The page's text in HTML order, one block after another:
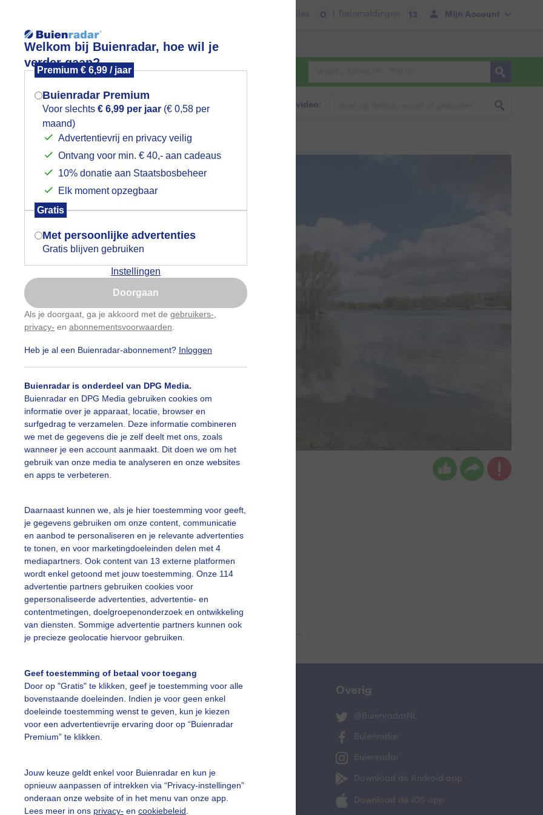
Welkom bij Buienradar, hoe wil je
verder gaan?
Premium € 6,99 / jaar
Buienradar Premium
Voor slechts € 6,99 per jaar (€ 0,58 per
maand)
Advertentievrij en privacy veilig
Ontvang voor min. € 40,- aan cadeaus
10% donatie aan Staatsbosbeheer
Elk moment opzegbaar
Gratis
Met persoonlijke advertenties
Gratis blijven gebruiken
Instellingen
Doorgaan
Als je doorgaat, ga je akkoord met de gebruikers-
privacy- en abonnementsvoorwaarden
Heb je al een Buienradar-abonnement? Inloggen
Buienradar is onderdeel van DPG Media.
Buienradar en DPG Media gebruiken cookies om
informatie over je apparaat, locatie, browser en
surfgedrag te verzamelen. Deze informatie combineren
we met de gegevens die je zelf deelt met ons, zoals
wanneer je een account aanmaakt. Dit doen we om het
gebruik van onze media te analyseren en onze websites
en apps te verbeteren.
Daarnaast kunnen we, als je hier toestemming voor geeft,
je gegevens gebruiken om onze content, communicatie
en aanbod te personaliseren en je relevante advertenties
te tonen, en voor marketingdoeleinden delen met 4
mediapartners. Ook content van 13 externe platformen
wordt enkel getoond met jouw toestemming. Onze 114
advertentie partners gebruiken cookies voor
gepersonaliseerde advertenties, advertentie- en
contentmetingen, doelgroepenonderzoek en ontwikkeling
van diensten. Sommige advertentie partners kunnen ook
je precieze geolocatie hiervoor gebruiken.
Geef toestemming of betaal voor toegang
Door op "Gratis" te klikken, geef je toestemming voor alle
bovenstaande doeleinden. Indien je voor geen enkel
doeleinde toestemming wenst te geven, kun je kiezen
voor een advertentievrije ervaring door op “Buienradar
Premium” te klikken.
Jouw keuze geldt enkel voor Buienradar en kun je
opnieuw aanpassen of intrekken via “Privacy-instellingen”
onderaan onze website of in het menu van onze app.
Lees meer in ons privacy- en cookiebeleid
Mijn Account
Files 0 | Treinmeldingen 13
Lees meer.
Foto en video Weerzine
Zoeken in foto & video:
Jolanda Pelkmans Gemaakt: 28-03-2026, 39x bekeken
slideshow
vragen
Mijn weer
De Bilt
Overig
@BuienradarNL
Buienradar
Buienradar
Download de Android app
Download de iOS app
Mogen we je locatie gebruiken voor
het weer?
Indien je hier nog geen akkoord op hebt
gegeven, verschijnt er zo een pop-up uit
je browser waarin deze toestemming
gevraagd wordt.
Is goed, toon de popup
Nu niet, misschien later
Gebruik je Safari en wil je niet elke dag deze pop-up
Klikhierom dit aan te passen